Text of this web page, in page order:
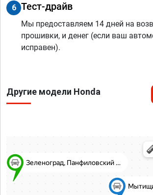
6 Тест-драйв
Мы предоставляем 14 дней на
прошивки, и денег (если ваш
исправен).
Другие модели Honda